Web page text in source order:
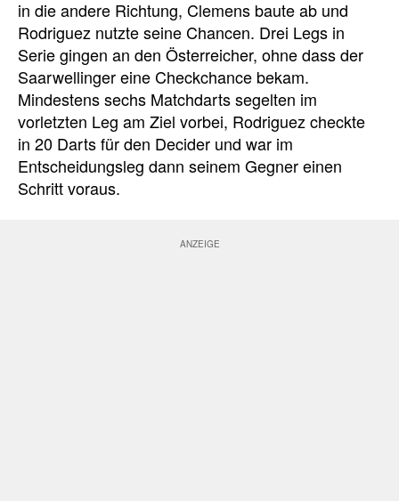
in die andere Richtung, Clemens baute ab und
Rodriguez nutzte seine Chancen. Drei Legs in
Serie gingen an den Österreicher, ohne dass der
Saarwellinger eine Checkchance bekam.
Mindestens sechs Matchdarts segelten im
vorletzten Leg am Ziel vorbei, Rodriguez checkte
in 20 Darts für den Decider und war im
Entscheidungsleg dann seinem Gegner einen
Schritt voraus.